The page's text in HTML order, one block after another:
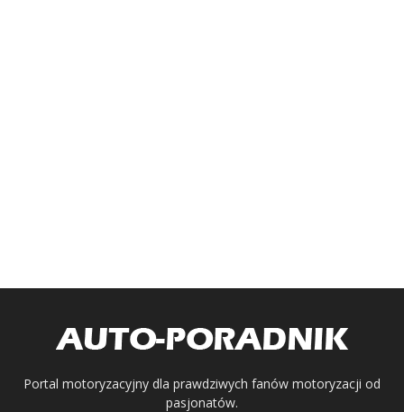
Portal motoryzacyjny dla prawdziwych fanów motoryzacji od
pasjonatów.